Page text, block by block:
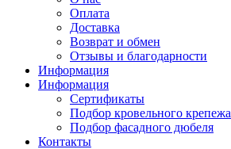
Оплата
Доставка
Возврат и обмен
Отзывы и благодарности
Информация
Информация
Сертификаты
Подбор кровельного крепежа
Подбор фасадного дюбеля
Контакты